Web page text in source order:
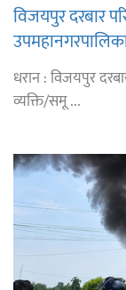
विजयपुर दरबार
धरान : विजयपुर
व्यक्ति/समू ...